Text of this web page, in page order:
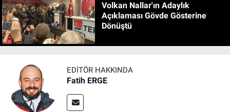
Volkan Nallar'ın Adaylık
Açıklaması Gövde Gösterine
Dönüştü
EDITÖR HAKKINDA
Fatih ERGE